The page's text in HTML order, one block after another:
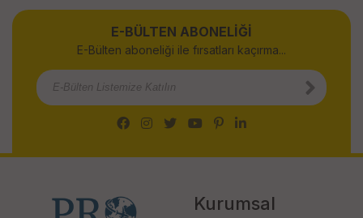
E-BÜLTEN ABONELİĞİ
E-Bülten aboneliği ile fırsatları kaçırma...
Kurumsal